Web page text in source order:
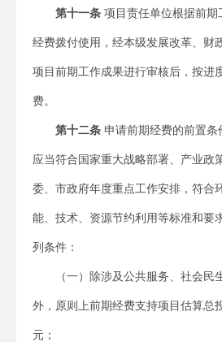
第十一条 项目责任单位根据前期
经费拨付使用，经本级发展改革、财
项目前期工作成果进行审核后，按进
费。
第十二条 申请前期经费的前置
应当符合国家重大战略部署、产业政
委、市政府年度重点工作安排，符合
能、技术、资源节约利用等标准和要
列条件：
（一）除涉及公共服务、社会民
外，原则上前期经费支持项目估算总
元；